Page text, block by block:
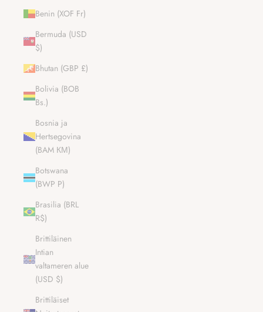
Benin (XOF Fr)
Bermuda (USD
$)
Bhutan (GBP £)
Bolivia (BOB
Bs.)
Bosnia ja
Hertsegovina
(BAM КМ)
Botswana
(BWP P)
Brasilia (BRL
R$)
Brittiläinen
Intian
valtameren alue
(USD $)
Brittiläiset